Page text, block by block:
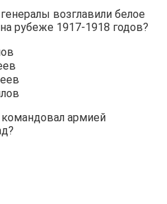
возглавили белое
рубеже 1917-1918 годов?
армией